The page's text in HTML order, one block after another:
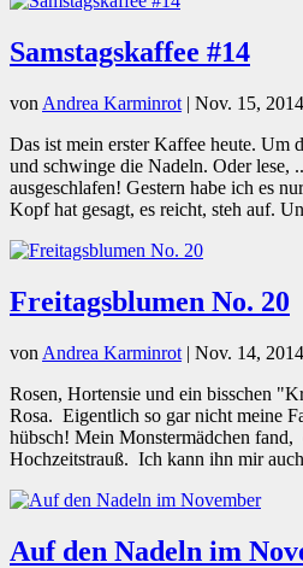
Samstagskaffee #14
von Andrea Karminrot | Nov. 15, 2014
Das ist mein erster Kaffee heute. Um
und schwinge die Nadeln. Oder lese,
ausgeschlafen! Gestern habe ich es
Kopf hat gesagt, es reicht, steh auf.
Freitagsblumen No. 20
von Andrea Karminrot | Nov. 14, 2014
Rosen, Hortensie und ein bisschen
Rosa. Eigentlich so gar nicht meine
hübsch! Mein Monstermädchen fand,
Hochzeitstrauß. Ich kann ihn mir
Auf den Nadeln im